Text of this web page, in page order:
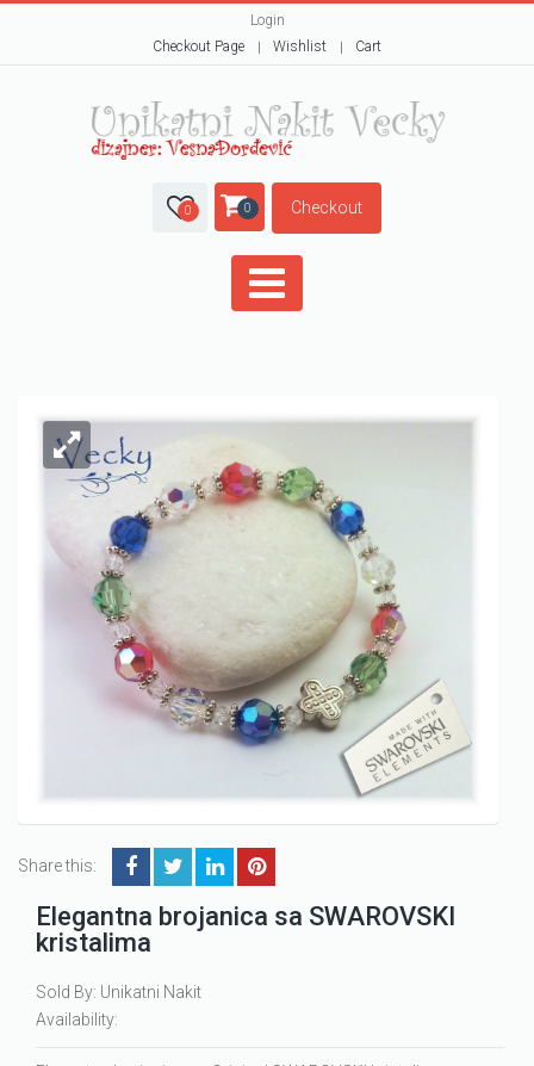
Login
Checkout Page
Wishlist Cart
0 0 Checkout
Share this:
Elegantna brojanica sa SWAROVSKI
kristalima
Sold By: Unikatni Nakit
Availability: